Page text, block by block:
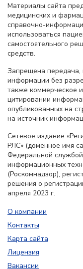
Материалы сайта
медицинских и
справочно-
использоваться
самостоятельного
средств.
Запрещена передача,
информации без
также коммерческое
цитировании
опубликованных на
на источник
Сетевое издание
РЛС» (доменное имя
Федеральной
информационных
(Роскомнадзор),
решения о
апреля 2023 г.
О компании
Контакты
Карта сайта
Лицензия
Вакансии